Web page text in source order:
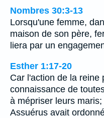
Nombres 30:3-13
Lorsqu'une femme,
maison de son père,
liera par un
Esther 1:17-20
Car l'action de la reine
connaissance de
à mépriser leurs
Assuérus avait